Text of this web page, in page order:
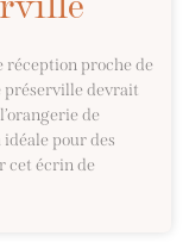
réception proche de
préserville devrait
de
pour des
cet écrin de